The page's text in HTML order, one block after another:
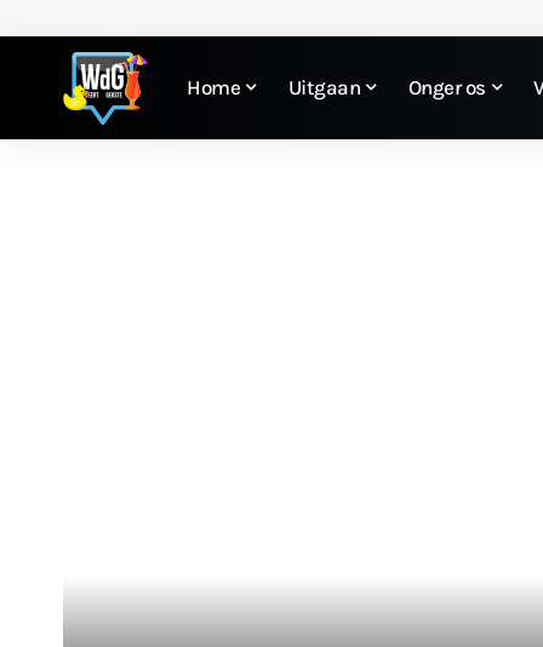
Home Uitgaan Onger os